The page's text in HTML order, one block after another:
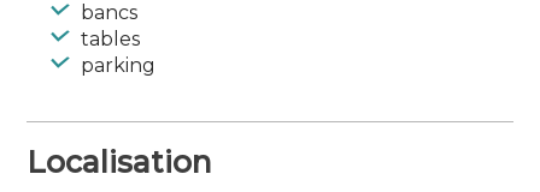
bancs
tables
parking
Localisation